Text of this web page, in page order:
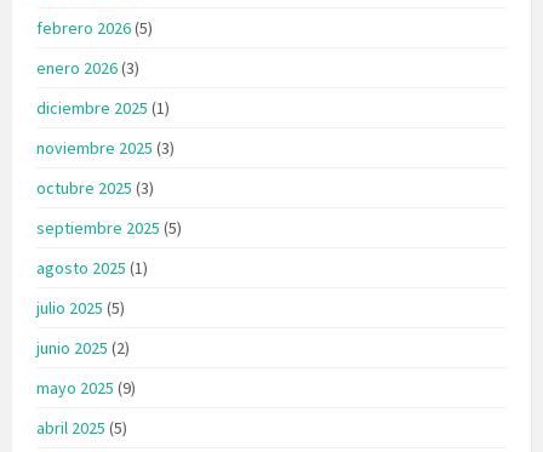
febrero 2026(5)
enero 2026(3)
diciembre 2025 (1)
noviembre 2025 (3)
octubre 2025 (3)
septiembre 2025 (5)
agosto 2025 (1)
julio 2025 (5)
junio 2025 (2)
mayo 2025 (9)
abril 2025 (5)